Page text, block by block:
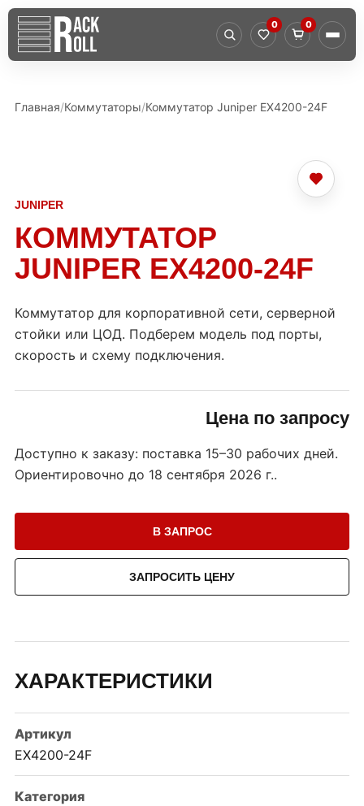
0 0
Главная Коммутаторы Коммутатор Juniper EX4200-24F
JUNIPER
КОММУТАТОР
JUNIPER EX4200-24F
Коммутатор для корпоративной сети, серверной
стойки или ЦОД. Подберем модель под порты,
скорость и схему подключения.
Цена по запросу
Доступно к заказу: поставка 15–30 рабочих дней.
Ориентировочно до 18 сентября 2026 г..
В ЗАПРОС
ЗАПРОСИТЬ ЦЕНУ
ХАРАКТЕРИСТИКИ
Артикул
EX4200-24F
Категория